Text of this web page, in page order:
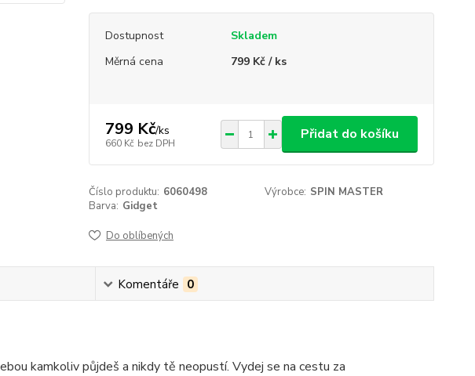
Dostupnost
Skladem
Měrná cena
799 Kč / ks
799 Kč/ks
660 Kč bez DPH
Přidat do košíku
Číslo produktu: 6060498 Výrobce: SPIN MASTER
Barva: Gidget
Do oblíbených
Komentáře 0
kamkoliv půjdeš a nikdy tě neopustí. Vydej se na cestu za